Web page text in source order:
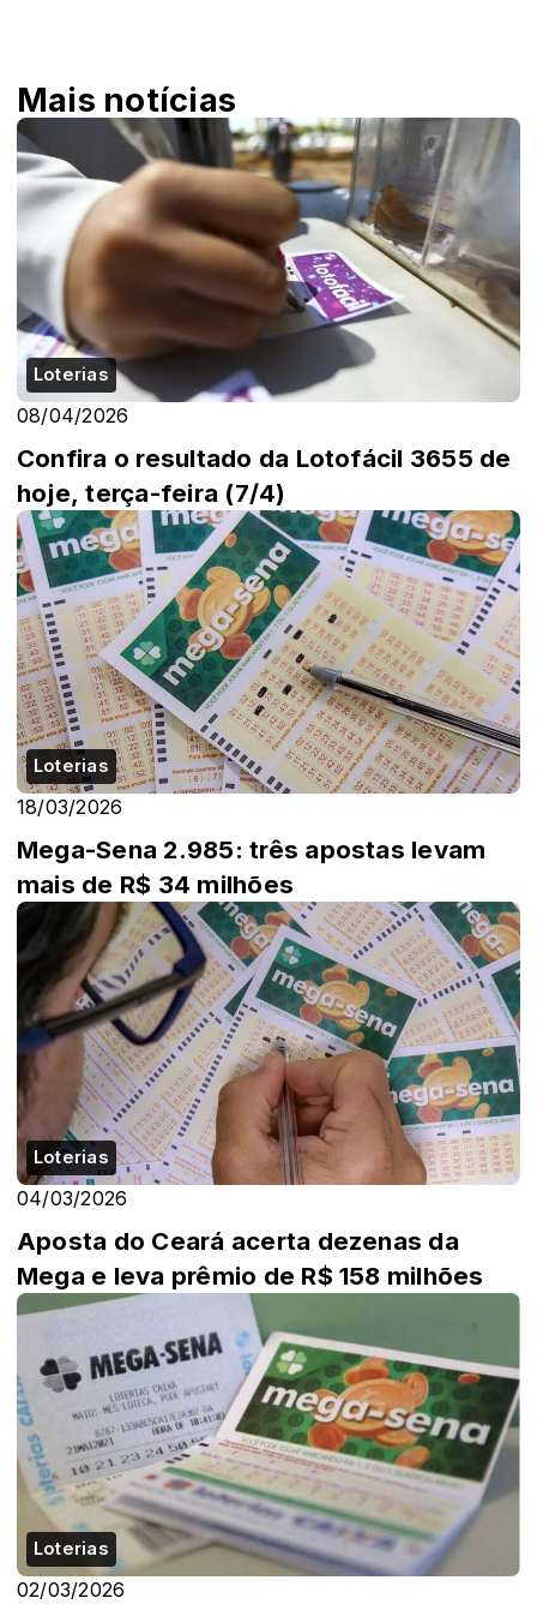
Mais notícias
Loterias
08/04/2026
Confira o resultado da Lotofácil 3655 de
hoje, terça-feira (7/4)
Loterias
18/03/2026
Mega-Sena 2.985: três apostas levam
mais de R$ 34 milhões
Loterias
04/03/2026
Aposta do Ceará acerta dezenas da
Mega e leva prêmio de R$ 158 milhões
Loterias
02/03/2026